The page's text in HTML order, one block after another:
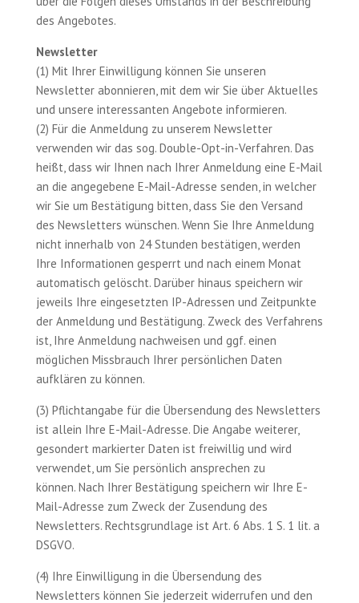
des Angebotes.
Newsletter
(1) Mit Ihrer Einwilligung können Sie unseren
Newsletter abonnieren, mit dem wir Sie über Aktuelles
und unsere interessanten Angebote informieren.
(2) Für die Anmeldung zu unserem Newsletter
verwenden wir das sog. Double-Opt-in-Verfahren. Das
heißt, dass wir Ihnen nach Ihrer Anmeldung eine E-Mail
an die angegebene E-Mail-Adresse senden, in welcher
wir Sie um Bestätigung bitten, dass Sie den Versand
des Newsletters wünschen. Wenn Sie Ihre Anmeldung
nicht innerhalb von 24 Stunden bestätigen, werden
Ihre Informationen gesperrt und nach einem Monat
automatisch gelöscht. Darüber hinaus speichern wir
jeweils Ihre eingesetzten IP-Adressen und Zeitpunkte
der Anmeldung und Bestätigung. Zweck des Verfahrens
ist, Ihre Anmeldung nachweisen und ggf. einen
möglichen Missbrauch Ihrer persönlichen Daten
aufklären zu können.
(3) Pflichtangabe für die Übersendung des Newsletters
ist allein Ihre E-Mail-Adresse. Die Angabe weiterer,
gesondert markierter Daten ist freiwillig und wird
verwendet, um Sie persönlich ansprechen zu
können. Nach Ihrer Bestätigung speichern wir Ihre E-
Mail-Adresse zum Zweck der Zusendung des
Newsletters. Rechtsgrundlage ist Art. 6 Abs. 1 S. 1 lit. a
DSGVO.
(4) Ihre Einwilligung in die Übersendung des
Newsletters können Sie jederzeit widerrufen und den